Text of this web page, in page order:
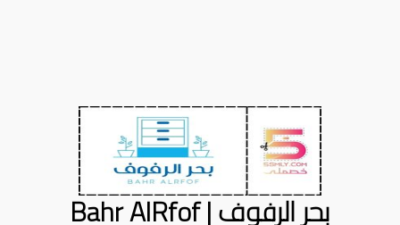
بحر الرفوف | Bahr AlRfof